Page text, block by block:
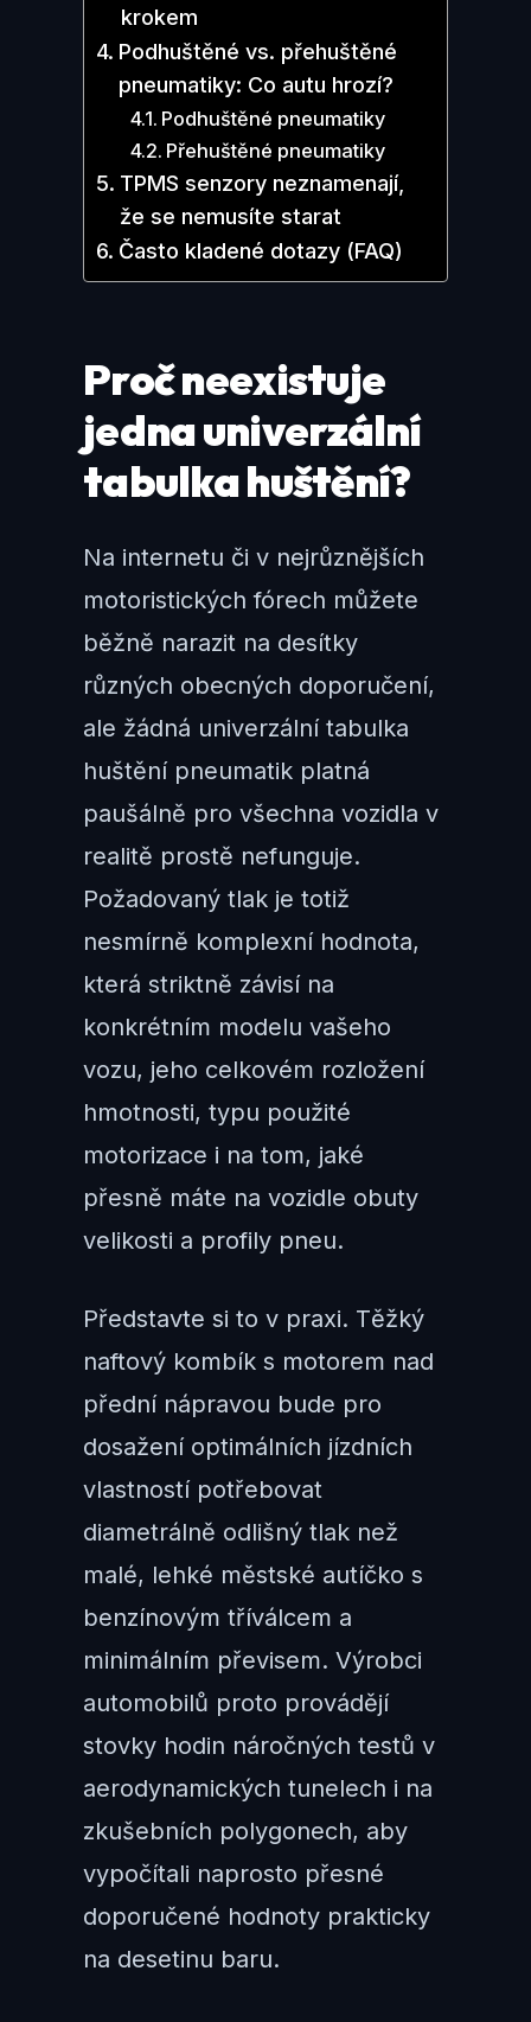
krokem
Podhuštěné vs. přehuštěné
pneumatiky: Co autu hrozí?
Podhuštěné pneumatiky
Přehuštěné pneumatiky
TPMS senzory neznamenají,
že se nemusíte starat
Často kladené dotazy (FAQ)
Proč neexistuje
jedna univerzální
tabulka huštění?
Na internetu či v nejrůznějších
motoristických fórech můžete
běžně narazit na desítky
různých obecných doporučení,
ale žádná univerzální tabulka
huštění pneumatik platná
paušálně pro všechna vozidla v
realitě prostě nefunguje.
Požadovaný tlak je totiž
nesmírně komplexní hodnota,
která striktně závisí na
konkrétním modelu vašeho
vozu, jeho celkovém rozložení
hmotnosti, typu použité
motorizace i na tom, jaké
přesně máte na vozidle obuty
velikosti a profily pneu.
Představte si to v praxi. Těžký
naftový kombík s motorem nad
přední nápravou bude pro
dosažení optimálních jízdních
vlastností potřebovat
diametrálně odlišný tlak než
malé, lehké městské autíčko s
benzínovým tříválcem a
minimálním převisem. Výrobci
automobilů proto provádějí
stovky hodin náročných testů v
aerodynamických tunelech i na
zkušebních polygonech, aby
vypočítali naprosto přesné
doporučené hodnoty prakticky
na desetinu baru.